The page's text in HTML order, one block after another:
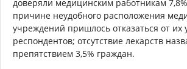
доверяли медицинским работникам
причине неудобного расположения
учреждений пришлось отказаться от их
респондентов; отсутствие лекарств
препятствием 3,5% граждан.